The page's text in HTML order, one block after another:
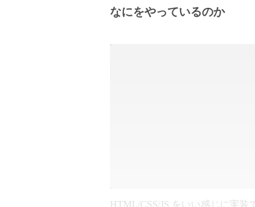
なにをやっているのか
HTML/CSS/JS をいい感じに実装